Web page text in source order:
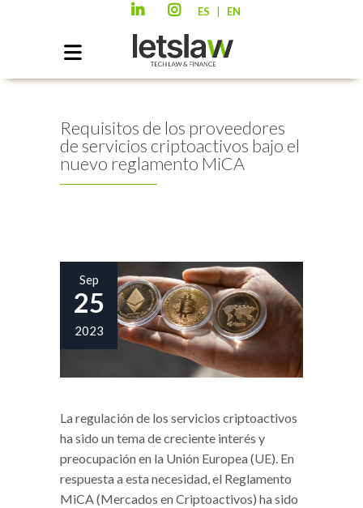
ES EN
Requisitos de los proveedores
de servicios criptoactivos bajo el
nuevo reglamento MiCA
Sep
25
2023
La regulación de los servicios criptoactivos
ha sido un tema de creciente interés y
preocupación en la Unión Europea (UE). En
respuesta a esta necesidad, el Reglamento
MiCA (Mercados en Criptoactivos) ha sido